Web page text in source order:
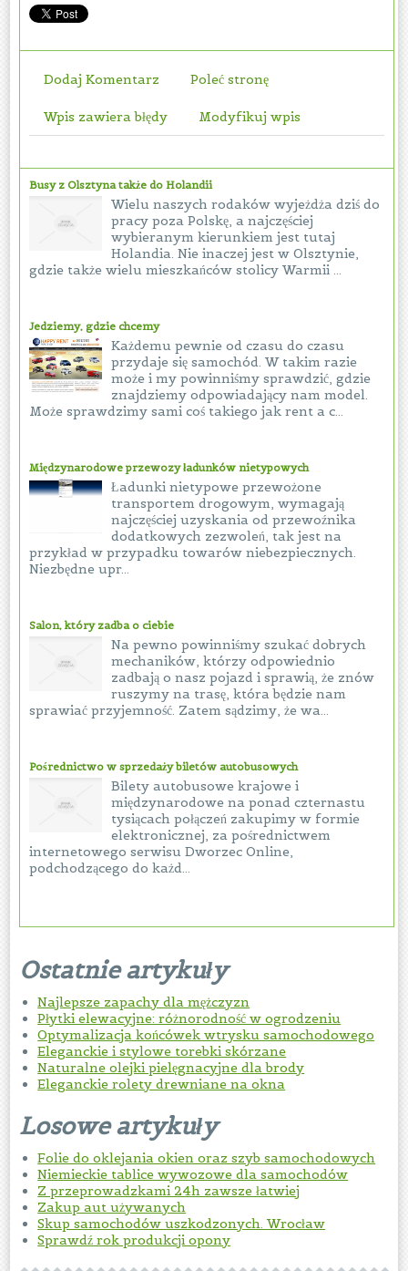
Dodaj Komentarz Poleć stronę
Wpis zawiera błędy Modyfikuj wpis
Busy z Olsztyna także do Holandii
Wielu naszych rodaków wyjeżdża dziś do
pracy poza Polskę, a najczęściej
wybieranym kierunkiem jest tutaj
Holandia. Nie inaczej jest w Olsztynie,
gdzie także wielu mieszkańców stolicy Warmii ...
Jedziemy, gdzie chcemy
Każdemu pewnie od czasu do czasu
przydaje się samochód. W takim razie
może i my powinniśmy sprawdzić, gdzie
znajdziemy odpowiadający nam model.
Może sprawdzimy sami coś takiego jak rent a c...
Międzynarodowe przewozy ładunków nietypowych
Ładunki nietypowe przewożone
transportem drogowym, wymagają
najczęściej uzyskania od przewoźnika
dodatkowych zezwoleń, tak jest na
przykład w przypadku towarów niebezpiecznych.
Niezbędne upr...
Salon, który zadba o ciebie
Na pewno powinniśmy szukać dobrych
mechaników, którzy odpowiednio
zadbają o nasz pojazd i sprawią, że znów
ruszymy na trasę, która będzie nam
sprawiać przyjemność. Zatem sądzimy, że wa...
Pośrednictwo w sprzedaży biletów autobusowych
Bilety autobusowe krajowe i
międzynarodowe na ponad czternastu
tysiącach połączeń zakupimy w formie
elektronicznej, za pośrednictwem
internetowego serwisu Dworzec Online,
podchodzącego do każd...
Ostatnie artykuły
Najlepsze zapachy dla mężczyzn
Płytki elewacyjne: różnorodność w ogrodzeniu
Optymalizacja końcówek wtrysku samochodowego
Eleganckie i stylowe torebki skórzane
Naturalne olejki pielęgnacyjne dla brody
Eleganckie rolety drewniane na okna
Losowe artykuły
Folie do oklejania okien oraz szyb samochodowych
Niemieckie tablice wywozowe dla samochodów
Z przeprowadzkami 24h zawsze łatwiej
Zakup aut używanych
Skup samochodów uszkodzonych. Wrocław
Sprawdź rok produkcji opony